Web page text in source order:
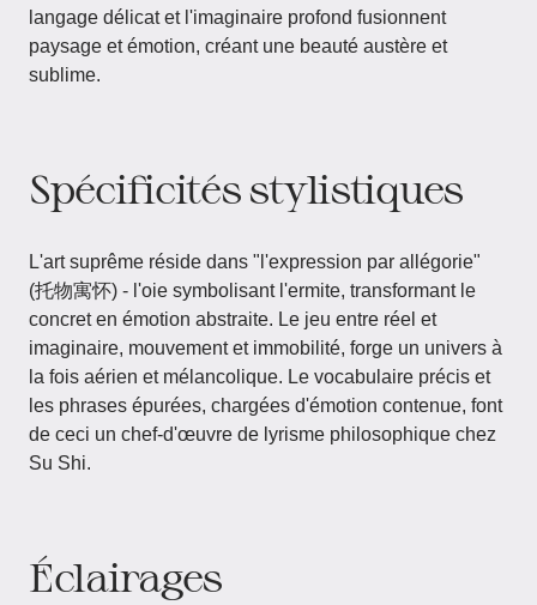
langage délicat et l'imaginaire profond fusionnent
paysage et émotion, créant une beauté austère et
sublime.
Spécificités stylistiques
L'art suprême réside dans "l'expression par allégorie"
(托物寓怀) - l'oie symbolisant l'ermite, transformant le
concret en émotion abstraite. Le jeu entre réel et
imaginaire, mouvement et immobilité, forge un univers à
la fois aérien et mélancolique. Le vocabulaire précis et
les phrases épurées, chargées d'émotion contenue, font
de ceci un chef-d'œuvre de lyrisme philosophique chez
Su Shi.
Éclairages